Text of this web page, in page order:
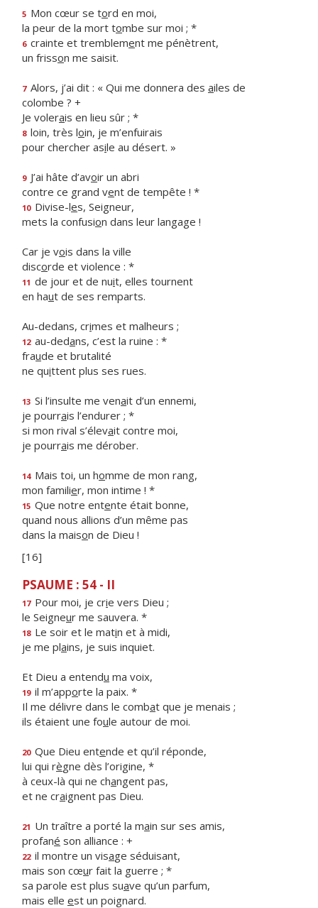
5 Mon cœur se tord en moi,
la peur de la mort tombe sur moi ; *
6 crainte et tremblement me pénètrent,
un frisson me saisit.
7 Alors, j’ai dit : « Qui me donnera des ailes de
colombe ? +
Je volerais en lieu sûr ; *
8 loin, très loin, je m’enfuirais
pour chercher asile au désert. »
9 J’ai hâte d’avoir un abri
contre ce grand vent de tempête ! *
10 Divise-les, Seigneur,
mets la confusion dans leur langage !
Car je vois dans la ville
discorde et violence : *
11 de jour et de nuit, elles tournent
en haut de ses remparts.
Au-dedans, crimes et malheurs ;
12 au-dedans, c’est la ruine : *
fraude et brutalité
ne quittent plus ses rues.
13 Si l’insulte me venait d’un ennemi,
je pourrais l’endurer ; *
si mon rival s’élevait contre moi,
je pourrais me dérober.
14 Mais toi, un homme de mon rang,
mon familier, mon intime ! *
15 Que notre entente était bonne,
quand nous allions d’un même pas
dans la maison de Dieu !
[16]
PSAUME : 54 - II
17 Pour moi, je crie vers Dieu ;
le Seigneur me sauvera. *
18 Le soir et le matin et à midi,
je me plains, je suis inquiet.
Et Dieu a entendu ma voix,
19 il m’apporte la paix. *
Il me délivre dans le combat que je menais ;
ils étaient une foule autour de moi.
20 Que Dieu entende et qu’il réponde,
lui qui règne dès l’origine, *
à ceux-là qui ne changent pas,
et ne craignent pas Dieu.
21 Un traître a porté la main sur ses amis,
profané son alliance : +
22 il montre un visage séduisant,
mais son cœur fait la guerre ; *
sa parole est plus suave qu’un parfum,
mais elle est un poignard.